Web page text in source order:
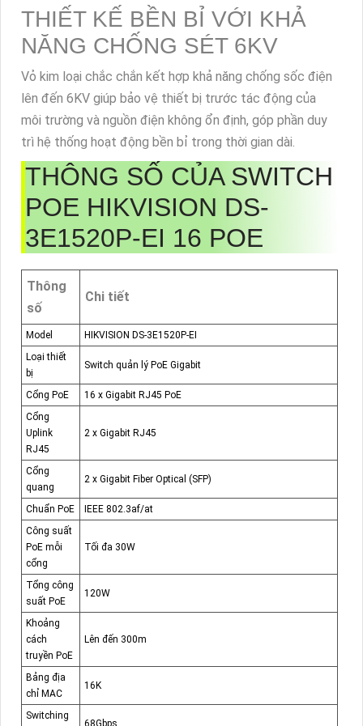
THIẾT KẾ BỀN BỈ VỚI KHẢ
NĂNG CHỐNG SÉT 6KV
Vỏ kim loại chắc chắn kết hợp khả năng chống sốc điện
lên đến 6KV giúp bảo vệ thiết bị trước tác động của
môi trường và nguồn điện không ổn định, góp phần duy
trì hệ thống hoạt động bền bỉ trong thời gian dài.
THÔNG SỐ CỦA SWITCH
POE HIKVISION DS-
3E1520P-EI 16 POE
Thông
số
Chi tiết
Model
HIKVISION DS-3E1520P-EI
Loại thiết
bị
Switch quản lý PoE Gigabit
Cổng PoE
16 x Gigabit RJ45 PoE
Cổng
Uplink
RJ45
2 x Gigabit RJ45
Cổng
quang
2 x Gigabit Fiber Optical (SFP)
Chuẩn PoE
IEEE 802.3af/at
Công suất
PoE mỗi
cổng
Tối đa 30W
Tổng công
suất PoE
120W
Khoảng
cách
truyền PoE
Lên đến 300m
Bảng địa
chỉ MAC
16K
Switching
68Gbps